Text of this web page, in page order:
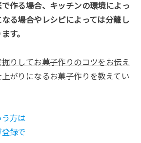
作る場合、 キッチンの環境によっ
る場合や レシピによっては分離し
す。
りしてお菓子作りのコツをお伝え
がりになるお菓子作りを教えてい
う方は
録で